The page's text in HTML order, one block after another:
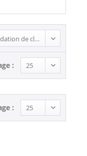
:
: